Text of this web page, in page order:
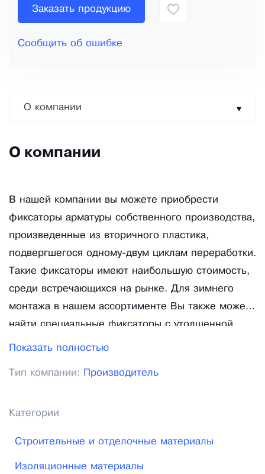
Заказать продукцию
Сообщить об ошибке
О компании
О компании
В нашей компании вы можете приобрести
фиксаторы арматуры собственного производства,
произведенные из вторичного пластика,
подвергшегося одному-двум циклам переработки.
Такие фиксаторы имеют наибольшую стоимость,
среди встречающихся на рынке. Для зимнего
монтажа в нашем ассортименте Вы также можете
найти специальные фиксаторы с утолщенной
стенкой. Такие фиксаторы можно использовать
минус 25 градусов, а также в случаях, когда
нагрузкам. Если вы Вы ищете самый дешёвый
должны быть готовы к тому что встретитесь
серьёзным перерасходом из-за регулярных
Показать полностью
Тип компании: Производитель
Категории
Строительные и отделочные материалы
Изоляционные материалы